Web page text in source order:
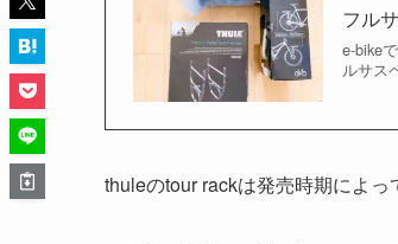
フル
e-bike
ルサス
thuleのtour rackは発売時期によ